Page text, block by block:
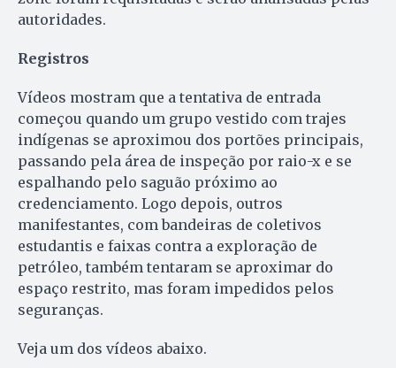
autoridades.
Registros
Vídeos mostram que a tentativa de entrada
começou quando um grupo vestido com trajes
indígenas se aproximou dos portões principais,
passando pela área de inspeção por raio-x e se
espalhando pelo saguão próximo ao
credenciamento. Logo depois, outros
manifestantes, com bandeiras de coletivos
estudantis e faixas contra a exploração de
petróleo, também tentaram se aproximar do
espaço restrito, mas foram impedidos pelos
seguranças.
Veja um dos vídeos abaixo.